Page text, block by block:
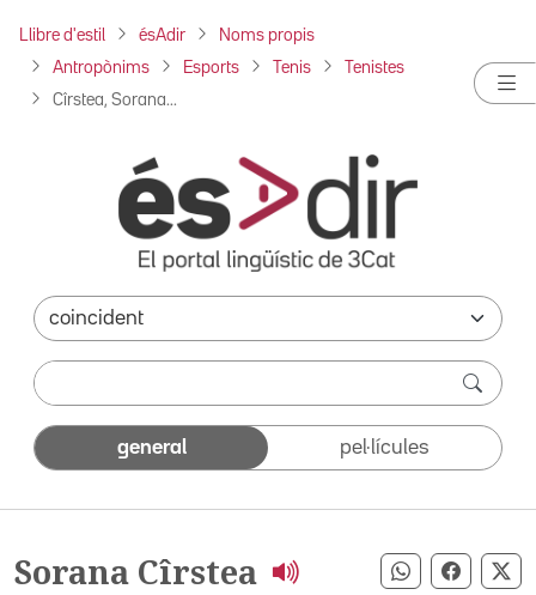
Llibre d'estil ésAdir Noms propis
Antropònims Esports Tenis Tenistes
Cîrstea, Sorana...
general pel·lícules
Sorana Cîrstea Compartir